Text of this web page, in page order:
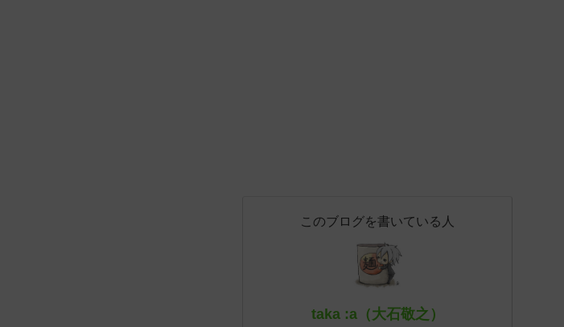
このブログを書いている人
taka :a（大石敬之）